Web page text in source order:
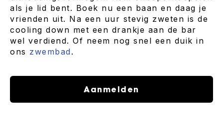
als je lid bent. Boek nu een baan en daag je
vrienden uit. Na een uur stevig zweten is de
cooling down met een drankje aan de bar
wel verdiend. Of neem nog snel een duik in
ons zwembad .
Aanmelden